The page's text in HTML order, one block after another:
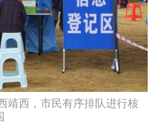
靖西，市民有序排队进行核